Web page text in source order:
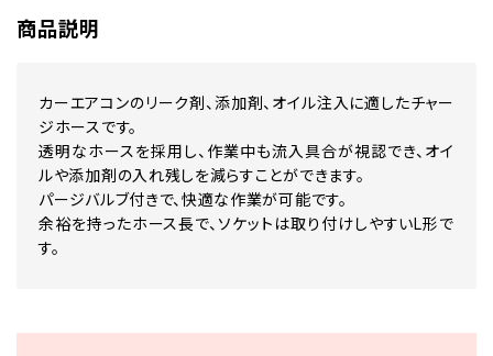
商品説明
カーエアコンのリーク剤、添加剤、オイル注入に適したチャー
ジホースです。
透明なホースを採用し、作業中も流入具合が視認でき、オイ
ルや添加剤の入れ残しを減らすことができます。
パージバルブ付きで、快適な作業が可能です。
余裕を持ったホース長で、ソケットは取り付けしやすいL形で
す。